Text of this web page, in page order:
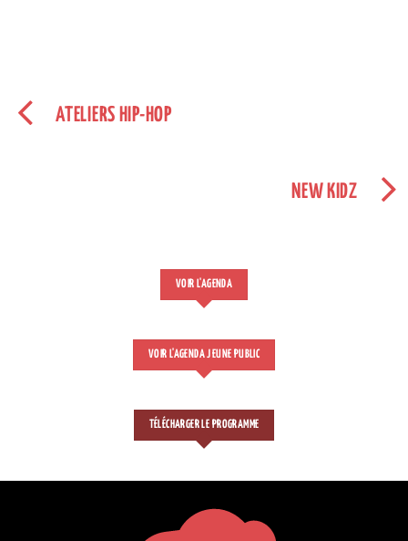
ATELIERS HIP-HOP
NEW KIDZ
VOIR L'AGENDA
VOIR L'AGENDA JEUNE PUBLIC
TÉLÉCHARGER LE PROGRAMME